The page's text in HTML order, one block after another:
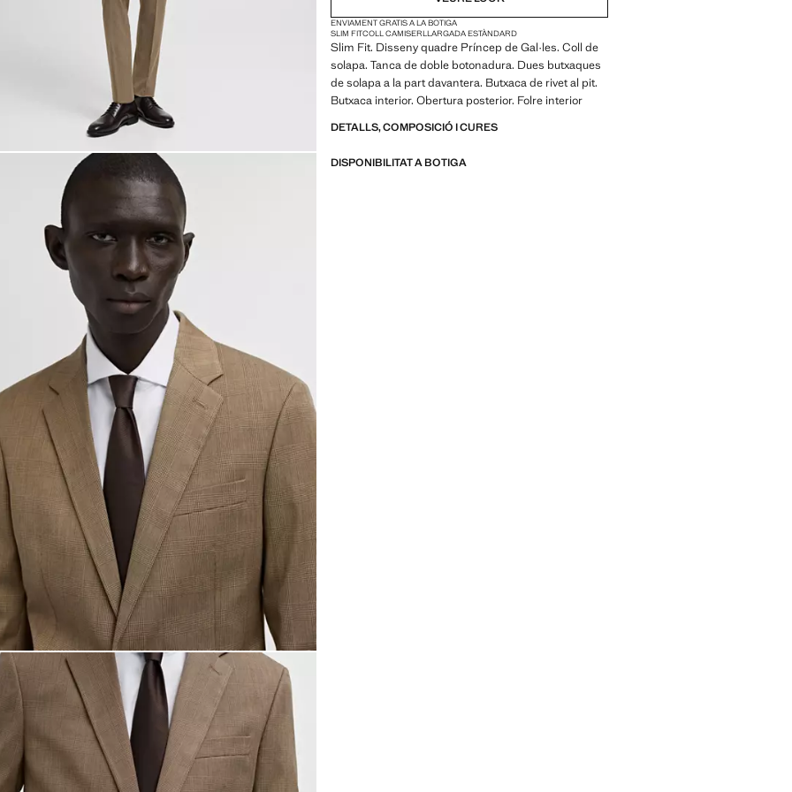
ENVIAMENT GRATIS A LA BOTIGA
SLIM FITCOLL CAMISERLLARGADA ESTÀNDARD
Slim Fit. Disseny quadre Príncep de Gal·les. Coll de
solapa. Tanca de doble botonadura. Dues butxaques
de solapa a la part davantera. Butxaca de rivet al pit.
Butxaca interior. Obertura posterior. Folre interior
DETALLS, COMPOSICIÓ I CURES
DISPONIBILITAT A BOTIGA